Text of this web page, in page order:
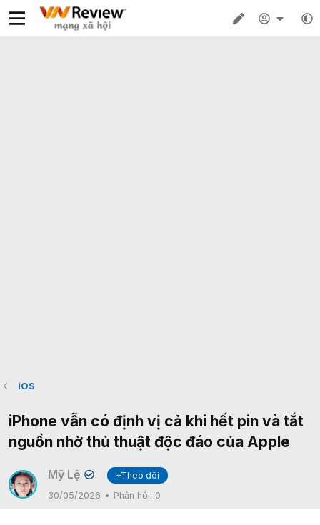
iOS
iPhone vẫn có định vị cả khi hết pin và tắt
nguồn nhờ thủ thuật độc đáo của Apple
Mỹ Lệ ✔
+Theo dõi
30/05/2026
Phản hồi: 0